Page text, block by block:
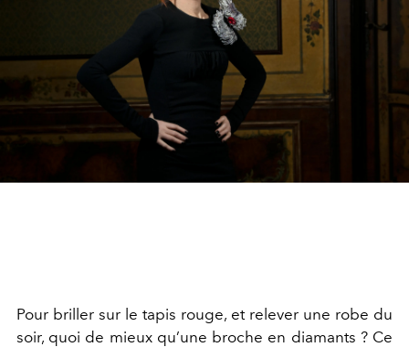
Pour briller sur le tapis rouge, et relever une robe du
soir, quoi de mieux qu’une broche en diamants ? Ce